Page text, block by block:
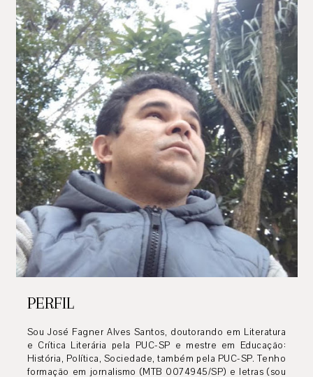
PERFIL
Sou José Fagner Alves Santos, doutorando em Literatura
e Crítica Literária pela PUC-SP e mestre em Educação:
História, Política, Sociedade, também pela PUC-SP. Tenho
formação em jornalismo (MTB 0074945/SP) e letras (sou